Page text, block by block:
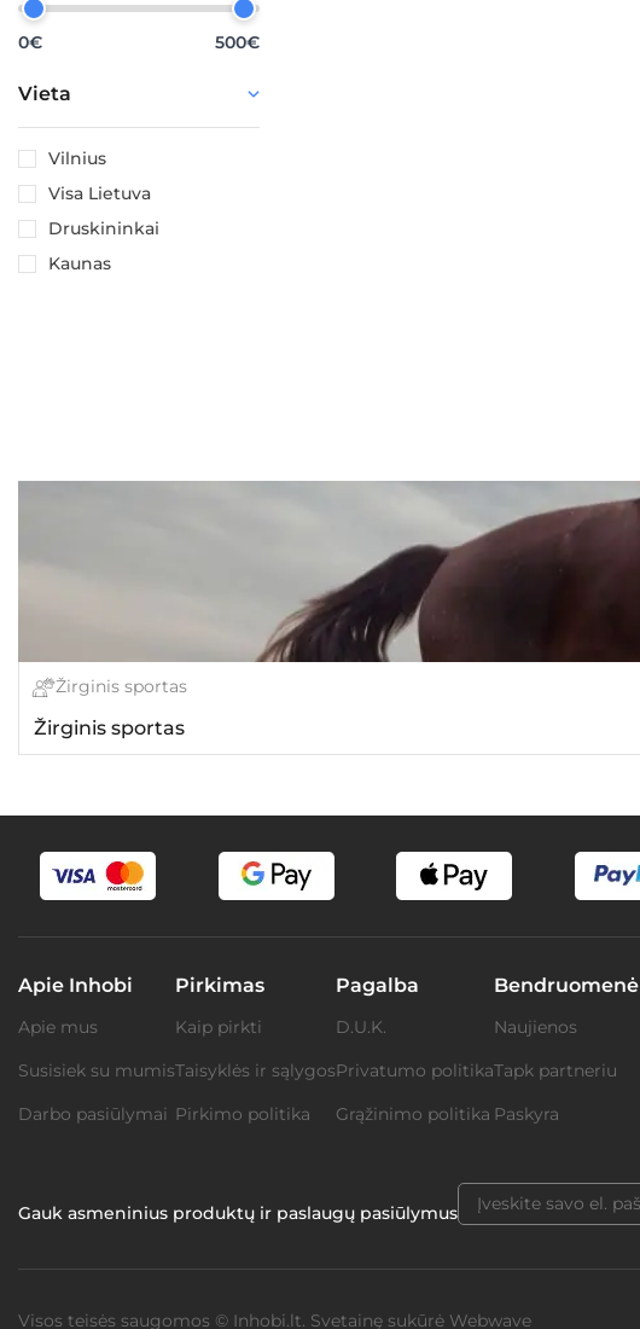
0€ 500€
Vieta
Vilnius
Visa Lietuva
Druskininkai
Kaunas
Žirginis sportas
Žirginis sportas
Apie Inhobi
Apie mus
Susisiek su mumis
Darbo pasiūlymai
Pirkimas
Kaip pirkti
Taisyklės ir sąlygos
Pirkimo politika
Pagalba
D.U.K.
Privatumo politika
Grąžinimo politika
Bendruomenė
Naujienos
Tapk partneriu
Paskyra
Gauk asmeninius produktų ir paslaugų pasiūlymus
Visos teisės saugomos © Inhobi.lt. Svetainę sukūrė Webwave